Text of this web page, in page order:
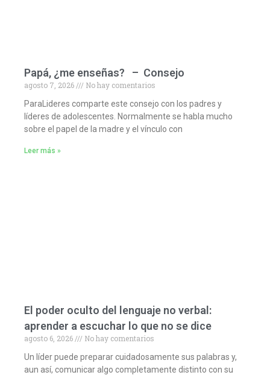
Papá, ¿me enseñas? – Consejo
agosto 7, 2026
No hay comentarios
ParaLideres comparte este consejo con los padres y
líderes de adolescentes. Normalmente se habla mucho
sobre el papel de la madre y el vínculo con
Leer más »
El poder oculto del lenguaje no verbal:
aprender a escuchar lo que no se dice
agosto 6, 2026
No hay comentarios
Un líder puede preparar cuidadosamente sus palabras y,
aun así, comunicar algo completamente distinto con su